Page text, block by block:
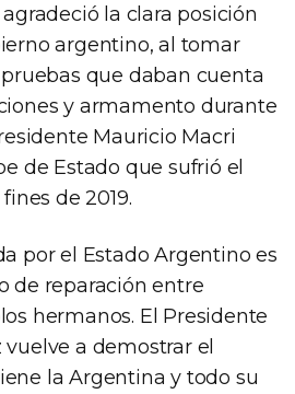
la clara posición
argentino, al tomar
que daban cuenta
y armamento durante
Mauricio Macri
de Estado que sufrió el
de 2019.
por el Estado Argentino es
de reparación entre
hermanos. El Presidente
a demostrar el
la Argentina y todo su